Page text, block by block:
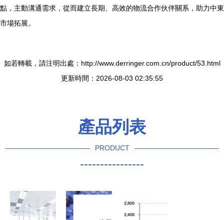
點，主動溝通需求，從而建立長期、高效的物流合作伙伴關系，助力中東
市場拓展。
如若轉載，請注明出處：http://www.derringer.com.cn/product/53.html
更新時間：2026-08-03 02:35:55
產品列表
PRODUCT
----------------